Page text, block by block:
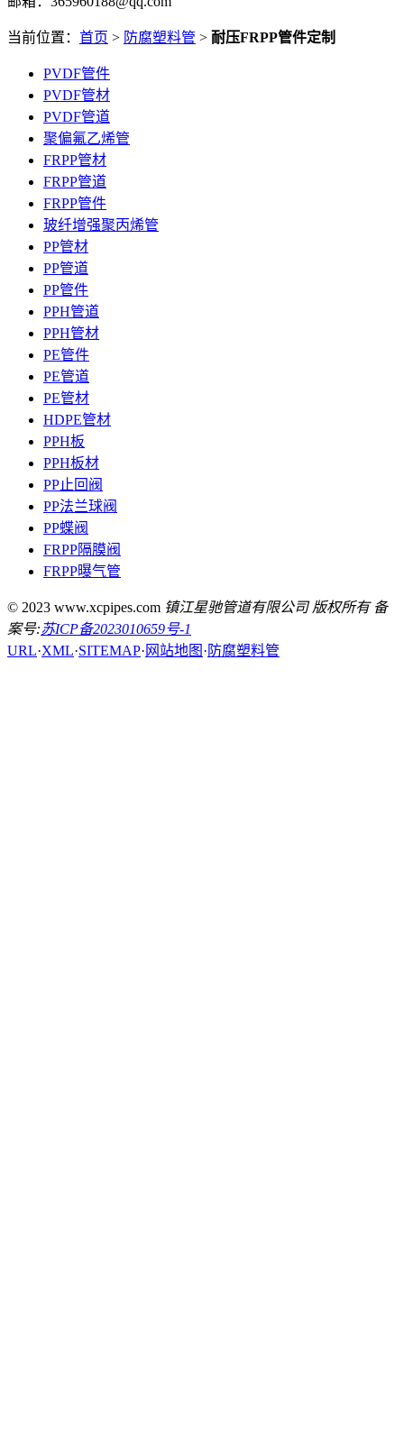
当前位置： 首页 > 防腐塑料管 > 耐压FRPP管件定制
PVDF管件
PVDF管材
PVDF管道
聚偏氟乙烯管
FRPP管材
FRPP管道
FRPP管件
玻纤增强聚丙烯管
PP管材
PP管道
PP管件
PPH管道
PPH管材
PE管件
PE管道
PE管材
HDPE管材
PPH板
PPH板材
PP止回阀
PP法兰球阀
PP蝶阀
FRPP隔膜阀
FRPP曝气管
© 2023 www.xcpipes.com 镇江星驰管道有限公司 版权所有 备
案号:苏ICP备2023010659号-1
URL·XML·SITEMAP· 网站地图 · 防腐塑料管